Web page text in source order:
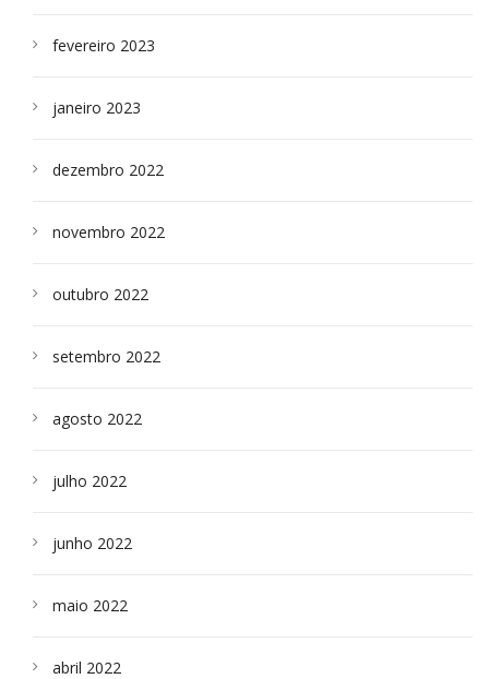
fevereiro 2023
janeiro 2023
dezembro 2022
novembro 2022
outubro 2022
setembro 2022
agosto 2022
julho 2022
junho 2022
maio 2022
abril 2022